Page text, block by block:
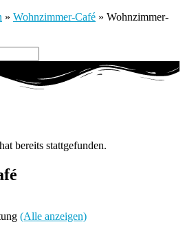
» Wohnzimmer-Café » Wohnzimmer-
bereits stattgefunden.
(Alle anzeigen)